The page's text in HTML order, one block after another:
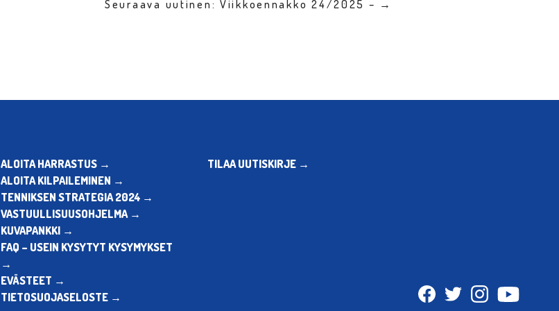
Seuraava uutinen: Viikkoennakko 24/2025 – →
ALOITA HARRASTUS →
ALOITA KILPAILEMINEN →
TENNIKSEN STRATEGIA 2024 →
VASTUULLISUUSOHJELMA →
KUVAPANKKI →
FAQ – USEIN KYSYTYT KYSYMYKSET
→
EVÄSTEET →
TIETOSUOJASELOSTE →
TILAA UUTISKIRJE →